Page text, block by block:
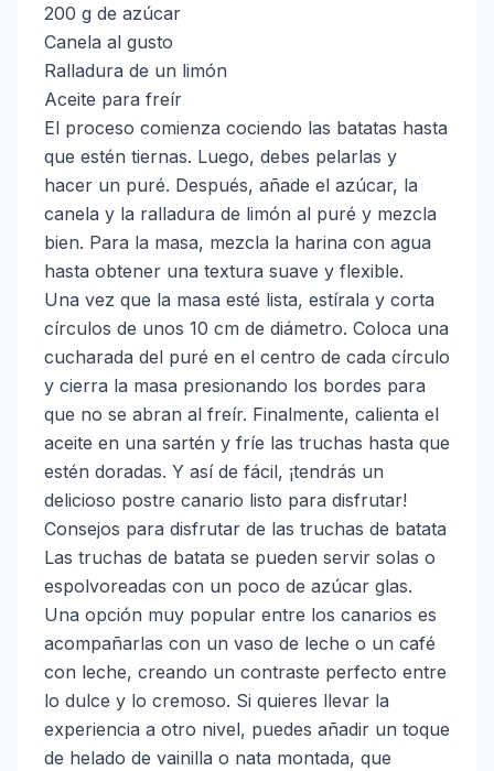
200 g de azúcar
Canela al gusto
Ralladura de un limón
Aceite para freír
El proceso comienza cociendo las batatas hasta
que estén tiernas. Luego, debes pelarlas y
hacer un puré. Después, añade el azúcar, la
canela y la ralladura de limón al puré y mezcla
bien. Para la masa, mezcla la harina con agua
hasta obtener una textura suave y flexible.
Una vez que la masa esté lista, estírala y corta
círculos de unos 10 cm de diámetro. Coloca una
cucharada del puré en el centro de cada círculo
y cierra la masa presionando los bordes para
que no se abran al freír. Finalmente, calienta el
aceite en una sartén y fríe las truchas hasta que
estén doradas. Y así de fácil, ¡tendrás un
delicioso postre canario listo para disfrutar!
Consejos para disfrutar de las truchas de batata
Las truchas de batata se pueden servir solas o
espolvoreadas con un poco de azúcar glas.
Una opción muy popular entre los canarios es
acompañarlas con un vaso de leche o un café
con leche, creando un contraste perfecto entre
lo dulce y lo cremoso. Si quieres llevar la
experiencia a otro nivel, puedes añadir un toque
de helado de vainilla o nata montada, que